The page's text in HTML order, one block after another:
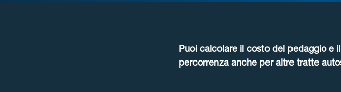
Puoi calcolare il costo del pedaggio e
percorrenza anche per altre tratte